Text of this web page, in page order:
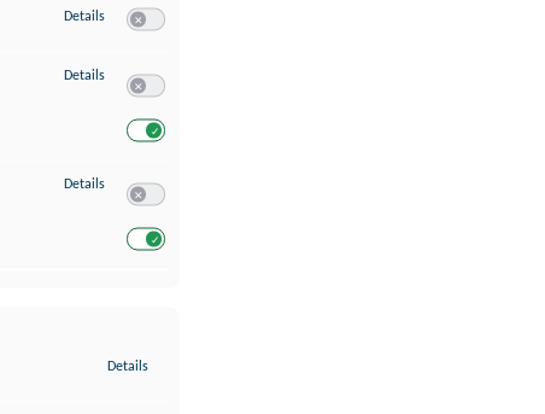
Details zu Messung der Performance von Inhalten
Details zu Analyse von Zielgruppen durch Statistiken oder Kombinationen von
Details zu Entwicklung und Verbesserung der Angebote
Details